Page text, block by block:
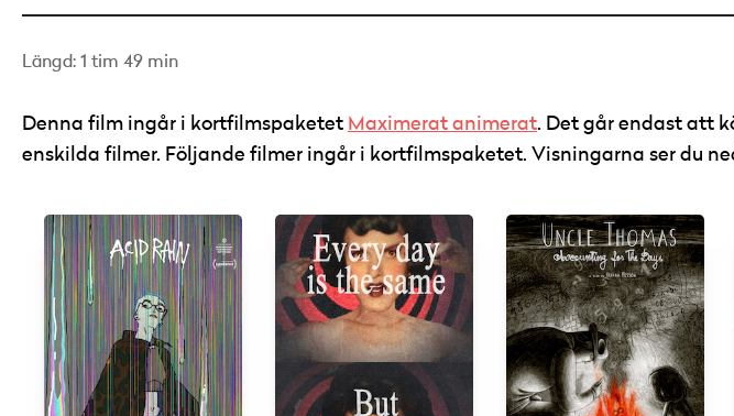
Längd: 1 tim 49 min
Denna film ingår i kortfilmspaketet Maximerat animerat. Det går endast att
enskilda filmer. Följande filmer ingår i kortfilmspaketet. Visningarna ser du